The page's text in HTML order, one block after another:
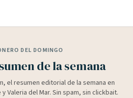
DEL DOMINGO
de la semana
el resumen editorial de la semana en
Valeria del Mar. Sin spam, sin clickbait.